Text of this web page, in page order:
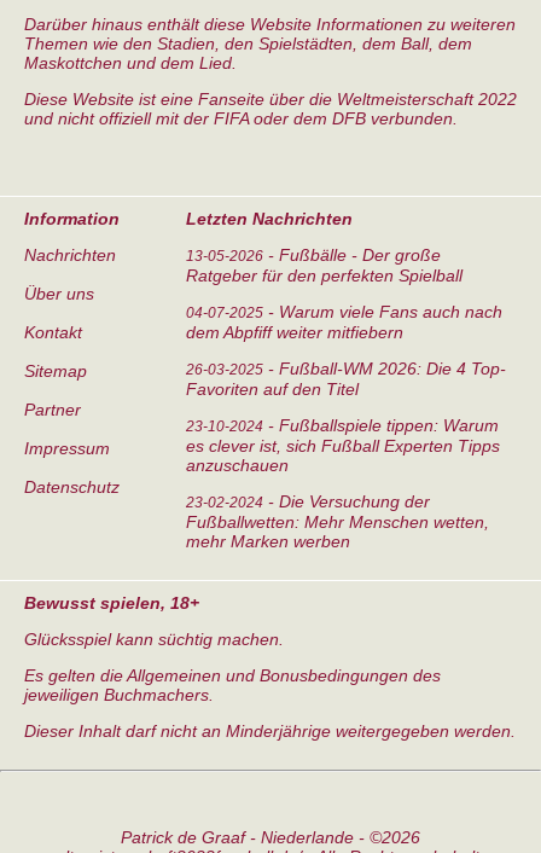
Darüber hinaus enthält diese Website Informationen zu weiteren
Themen wie den Stadien, den Spielstädten, dem Ball, dem
Maskottchen und dem Lied.
Diese Website ist eine Fanseite über die Weltmeisterschaft 2022
und nicht offiziell mit der FIFA oder dem DFB verbunden.
Information
Nachrichten
Über uns
Kontakt
Sitemap
Partner
Impressum
Datenschutz
Letzten Nachrichten
13-05-2026 -Fußbälle - Der große
Ratgeber für den perfekten Spielball
04-07-2025 - Warum viele Fans auch nach
dem Abpfiff weiter mitfiebern
26-03-2025 -Fußball-WM 2026: Die 4 Top-
Favoriten auf den Titel
23-10-2024 -Fußballspiele tippen: Warum
es clever ist, sich Fußball Experten Tipps
anzuschauen
23-02-2024 -Die Versuchung der
Fußballwetten: Mehr Menschen wetten,
mehr Marken werben
Bewusst spielen, 18+
Glücksspiel kann süchtig machen.
Es gelten die Allgemeinen und Bonusbedingungen des
jeweiligen Buchmachers.
Dieser Inhalt darf nicht an Minderjährige weitergegeben werden.
Patrick de Graaf - Niederlande - ©2026